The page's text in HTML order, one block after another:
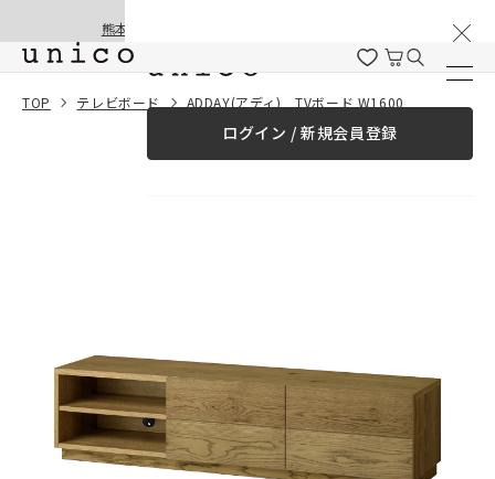
熊本地震の影響による配送遅延と停止について
ログイン / 新規会員登録
カーテン
ラグ
ファブリック雑貨
TOP テレビボード ADDAY(アディ) TVボード W1600
一緒に購入する